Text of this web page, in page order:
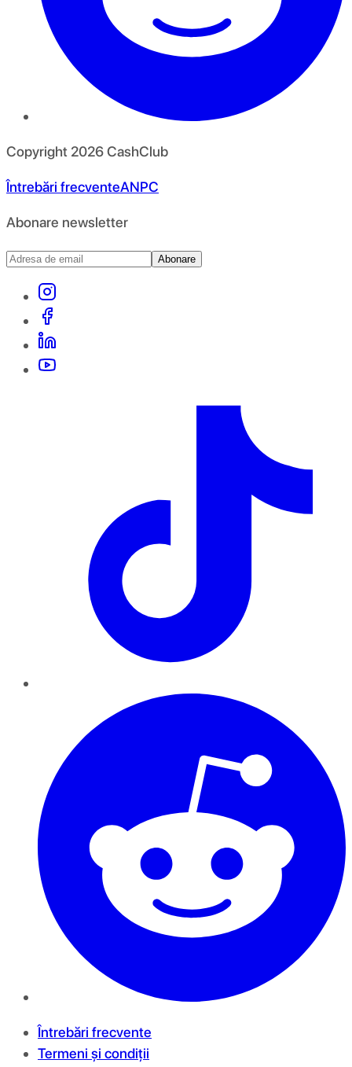
Copyright 2026CashClub
Întrebări frecventeANPC
Abonare newsletter
Abonare
Întrebări frecvente
Termeni și condiții